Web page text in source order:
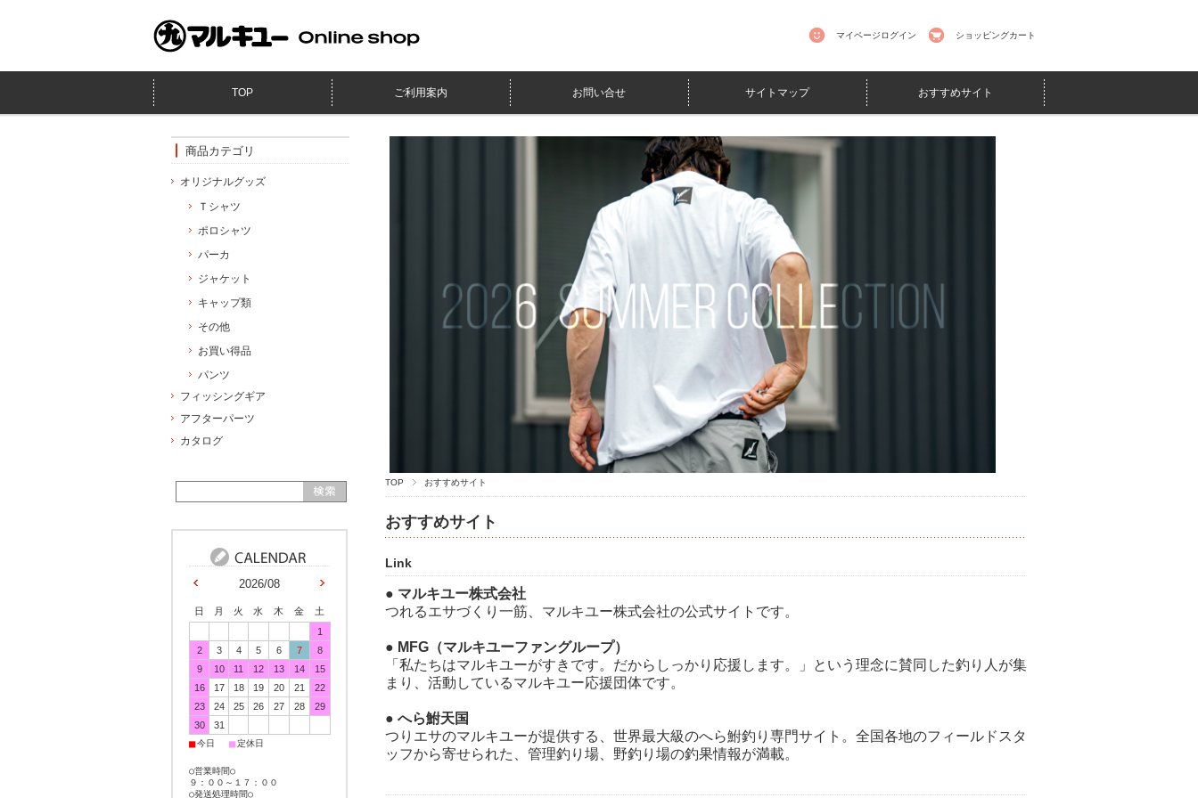
マイページログイン ショッピングカート
TOP ご利用案内 お問い合せ サイトマップ おすすめサイト
TOP おすすめサイト
おすすめサイト
Link
● マルキユー株式会社
つれるエサづくり一筋、マルキユー株式会社の公式サイトです。
● MFG（マルキユーファングループ）
「私たちはマルキユーがすきです。だからしっかり応援します。」という理念に賛同した釣り人が集
まり、活動しているマルキユー応援団体です。
● へら鮒天国
つりエサのマルキユーが提供する、世界最大級のへら鮒釣り専門サイト。全国各地のフィールドスタ
ッフから寄せられた、管理釣り場、野釣り場の釣果情報が満載。
商品カテゴリ
オリジナルグッズ
Ｔシャツ
ポロシャツ
パーカ
ジャケット
キャップ類
その他
お買い得品
パンツ
フィッシングギア
アフターパーツ
カタログ
2026/08
日 月 火 水 木 金
土
1
2
3 4 5 6 7
8
9
10 11 12 13 14
15
16
17 18 19 20 21
22
23
24 25 26 27 28
29
30
31
■今日 ■定休日
○営業時間○
９：００～１７：００
○発送処理時間○